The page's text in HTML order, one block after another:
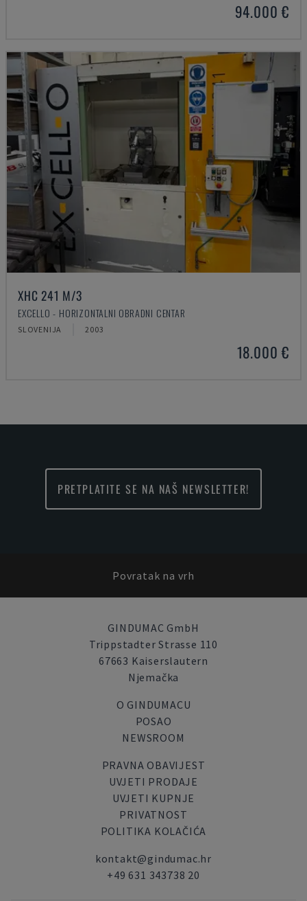
94.000 €
XHC 241 M/3
EXCELLO - HORIZONTALNI OBRADNI CENTAR
SLOVENIJA 2003
18.000 €
PRETPLATITE SE NA NAŠ NEWSLETTER!
Povratak na vrh
GINDUMAC GmbH
Trippstadter Strasse 110
67663 Kaiserslautern
Njemačka
O GINDUMACU
POSAO
NEWSROOM
PRAVNA OBAVIJEST
UVJETI PRODAJE
UVJETI KUPNJE
PRIVATNOST
POLITIKA KOLAČIĆA
kontakt@gindumac.hr
+49 631 343738 20